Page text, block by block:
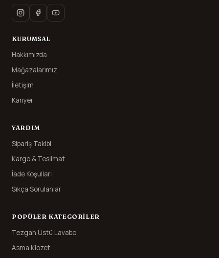
KURUMSAL
Hakkımızda
Mağazalarımız
İletişim
Kariyer
YARDIM
Sipariş Takibi
Kargo & Teslimat
İade Koşulları
Sıkça Sorulanlar
POPÜLER KATEGORILER
Tezgah Üstü Lavabo
Asma Klozet